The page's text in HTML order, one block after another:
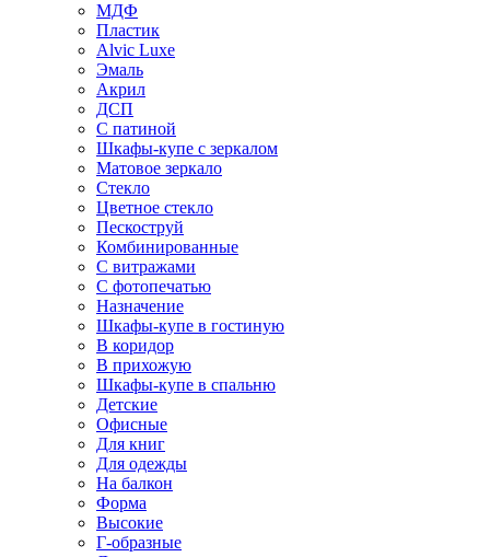
МДФ
Пластик
Alvic Luxe
Эмаль
Акрил
ДСП
С патиной
Шкафы-купе с зеркалом
Матовое зеркало
Стекло
Цветное стекло
Пескоструй
Комбинированные
С витражами
С фотопечатью
Назначение
Шкафы-купе в гостиную
В коридор
В прихожую
Шкафы-купе в спальню
Детские
Офисные
Для книг
Для одежды
На балкон
Форма
Высокие
Г-образные